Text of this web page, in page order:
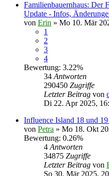
Familienbauernhaus: Der
Update - Infos,
von Erin » Mo 10. Mär
1
2
3
4
Bewertung: 3.22%
34 Antworten
290450 Zugriffe
Letzter Beitrag von
Di 22. Apr 2025,
Influence Island 18 und
von Petra » Mo 18. Okt
Bewertung: 0.26%
4 Antworten
34875 Zugriffe
Letzter Beitrag von
So 30. Mär 2025,